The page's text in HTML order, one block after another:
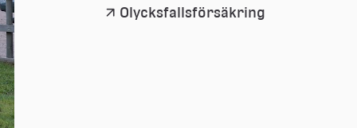
Olycksfallsförsäkring